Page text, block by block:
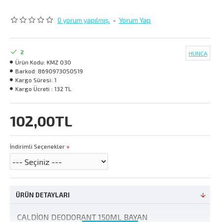
0 yorum yapılmış. - Yorum Yap
102,00TL
2
Ürün Kodu: KMZ 030
Barkod: 8690973050519
Kargo Süresi: 1
Kargo Ücreti : 132 TL
HUNCA
İndirimli Seçenekler
ÜRÜN DETAYLARI
CALDİON DEODORANT 150ML BAYAN